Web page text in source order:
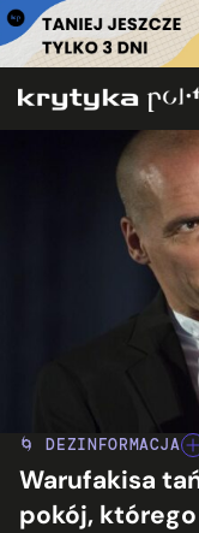
🌀 DEZINFORMACJA
Warufakisa
pokój,